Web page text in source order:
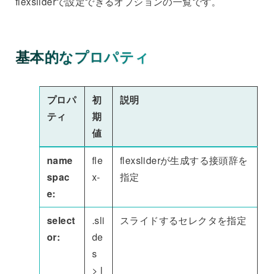
基本的なプロパティ
プロパ
ティ
初
期
値
説明
name
spac
e:
fle
x-
flexsliderが生成する接頭辞を
指定
select
or:
.sli
de
s
> l
スライドするセレクタを指定